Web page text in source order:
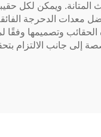
المتانة. ويمكن
الدحرجة الفائقة
هذه الحقائب وتصميمها
جانب الالتزام